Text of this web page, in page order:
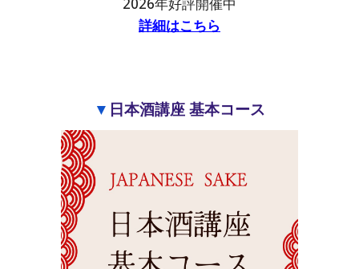
詳細はこちら
▼ 日本酒講座 基本コース